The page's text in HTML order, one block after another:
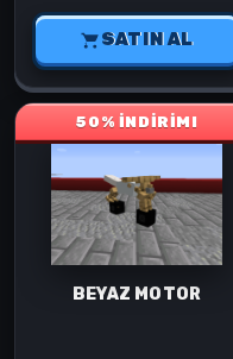
SATIN AL
50% İNDİRİM!
BEYAZ MOTOR